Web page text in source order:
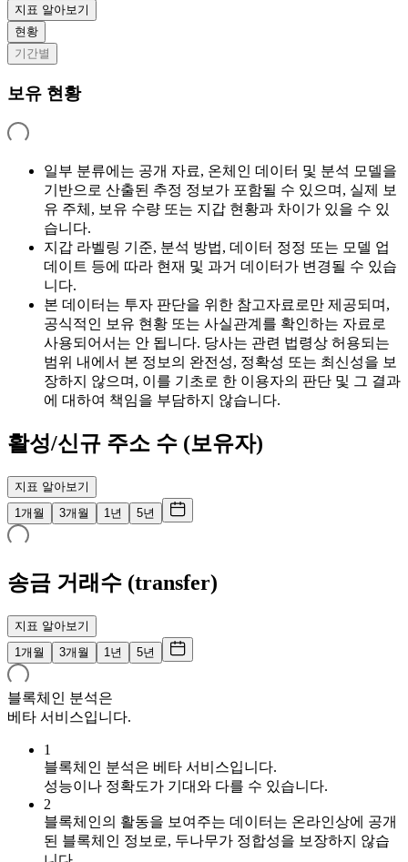
지표 알아보기
현황
기간별
보유 현황
일부 분류에는 공개 자료, 온체인 데이터 및 분석 모델을
기반으로 산출된 추정 정보가 포함될 수 있으며, 실제 보
유 주체, 보유 수량 또는 지갑 현황과 차이가 있을 수 있
습니다.
지갑 라벨링 기준, 분석 방법, 데이터 정정 또는 모델 업
데이트 등에 따라 현재 및 과거 데이터가 변경될 수 있습
니다.
본 데이터는 투자 판단을 위한 참고자료로만 제공되며,
공식적인 보유 현황 또는 사실관계를 확인하는 자료로
사용되어서는 안 됩니다. 당사는 관련 법령상 허용되는
범위 내에서 본 정보의 완전성, 정확성 또는 최신성을 보
장하지 않으며, 이를 기초로 한 이용자의 판단 및 그 결과
에 대하여 책임을 부담하지 않습니다.
활성/신규 주소 수 (보유자)
지표 알아보기
1개월
3개월 1년 5년
송금 거래수 (transfer)
지표 알아보기
1개월
3개월 1년 5년
블록체인 분석은
베타 서비스입니다.
1
블록체인 분석은 베타 서비스입니다.
성능이나 정확도가 기대와 다를 수 있습니다.
2
블록체인의 활동을 보여주는 데이터는 온라인상에 공개
된 블록체인 정보로, 두나무가 정합성을 보장하지 않습